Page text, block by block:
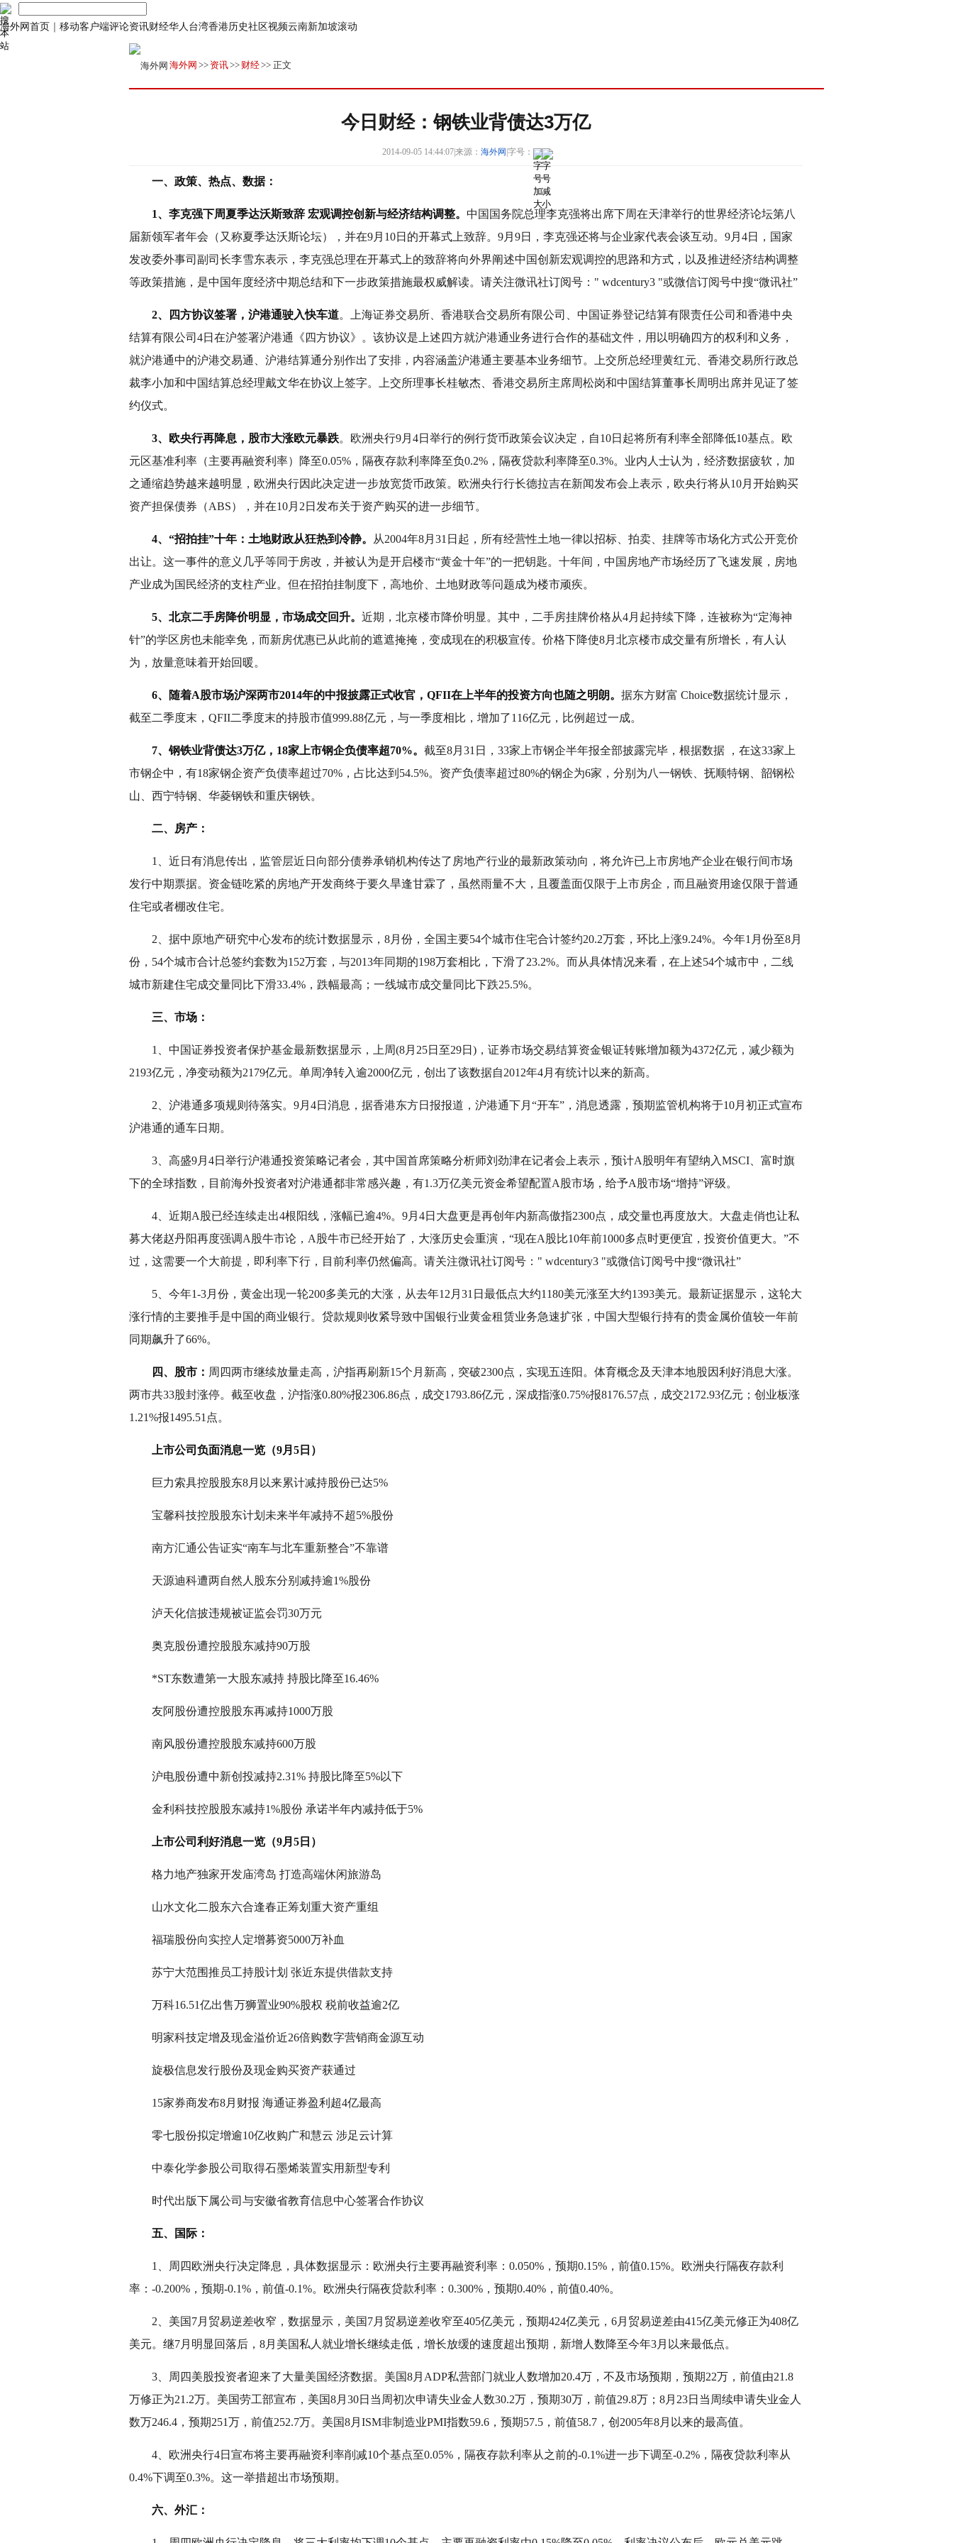
海外网首页 移动客户端评论资讯财经华人 台湾香港历史社区视频云南新加坡滚动
海外网 >> 资讯>> 财经>> 正文
今日财经：钢铁业背债达3万亿
2014-09-05 14:44:07|来源： 海外网 字号：
一、政策、热点、数据：
1、李克强下周夏季达沃斯致辞 宏观调控创新与经济结构调整。 中国国务院总理李克强将出席下周在天津举行的世界经济论坛第八
届新领军者年会（又称夏季达沃斯论坛），并在9月10日的开幕式上致辞。9月9日，李克强还将与企业家代表会谈互动。9月4日，国家
发改委外事司副司长李雪东表示，李克强总理在开幕式上的致辞将向外界阐述中国创新宏观调控的思路和方式，以及推进经济结构调整
等政策措施，是中国年度经济中期总结和下一步政策措施最权威解读。请关注微讯社订阅号：" wdcentury3 "或微信订阅号中搜“微讯社”
2、四方协议签署，沪港通驶入快车道。上海证券交易所、香港联合交易所有限公司、中国证券登记结算有限责任公司和香港中央
结算有限公司4日在沪签署沪港通《四方协议》。该协议是上述四方就沪港通业务进行合作的基础文件，用以明确四方的权利和义务，
就沪港通中的沪港交易通、沪港结算通分别作出了安排，内容涵盖沪港通主要基本业务细节。上交所总经理黄红元、香港交易所行政总
裁李小加和中国结算总经理戴文华在协议上签字。上交所理事长桂敏杰、香港交易所主席周松岗和中国结算董事长周明出席并见证了签
约仪式。
3、欧央行再降息，股市大涨欧元暴跌。欧洲央行9月4日举行的例行货币政策会议决定，自10日起将所有利率全部降低10基点。欧
元区基准利率（主要再融资利率）降至0.05%，隔夜存款利率降至负0.2%，隔夜贷款利率降至0.3%。业内人士认为，经济数据疲软，加
之通缩趋势越来越明显，欧洲央行因此决定进一步放宽货币政策。欧洲央行行长德拉吉在新闻发布会上表示，欧央行将从10月开始购买
资产担保债券（ABS），并在10月2日发布关于资产购买的进一步细节。
4、“招拍挂”十年：土地财政从狂热到冷静。
从2004年8月31日起，所有经营性土地一律以招标、拍卖、挂牌等市场化方式公开竞价
出让。这一事件的意义几乎等同于房改，并被认为是开启楼市“黄金十年”的一把钥匙。十年间，中国房地产市场经历了飞速发展，房地
产业成为国民经济的支柱产业。但在招拍挂制度下，高地价、土地财政等问题成为楼市顽疾。
5、北京二手房降价明显，市场成交回升。 近期，北京楼市降价明显。其中，二手房挂牌价格从4月起持续下降，连被称为“定海神
针”的学区房也未能幸免，而新房优惠已从此前的遮遮掩掩，变成现在的积极宣传。价格下降使8月北京楼市成交量有所增长，有人认
为，放量意味着开始回暖。
6、随着A股市场沪深两市2014年的中报披露正式收官，QFII在上半年的投资方向也随之明朗。 据东方财富 Choice数据统计显示，
截至二季度末，QFII二季度末的持股市值999.88亿元，与一季度相比，增加了116亿元，比例超过一成。
7、钢铁业背债达3万亿，18家上市钢企负债率超70%。 截至8月31日，33家上市钢企半年报全部披露完毕，根据数据 ，在这33家上
市钢企中，有18家钢企资产负债率超过70%，占比达到54.5%。资产负债率超过80%的钢企为6家，分别为八一钢铁、抚顺特钢、韶钢松
山、西宁特钢、华菱钢铁和重庆钢铁。
二、房产：
1、近日有消息传出，监管层近日向部分债券承销机构传达了房地产行业的最新政策动向，将允许已上市房地产企业在银行间市场
发行中期票据。资金链吃紧的房地产开发商终于要久旱逢甘霖了，虽然雨量不大，且覆盖面仅限于上市房企，而且融资用途仅限于普通
住宅或者棚改住宅。
2、据中原地产研究中心发布的统计数据显示，8月份，全国主要54个城市住宅合计签约20.2万套，环比上涨9.24%。今年1月份至8月
份，54个城市合计总签约套数为152万套，与2013年同期的198万套相比，下滑了23.2%。而从具体情况来看，在上述54个城市中，二线
城市新建住宅成交量同比下滑33.4%，跌幅最高；一线城市成交量同比下跌25.5%。
三、市场：
1、中国证券投资者保护基金最新数据显示，上周(8月25日至29日)，证券市场交易结算资金银证转账增加额为4372亿元，减少额为
2193亿元，净变动额为2179亿元。单周净转入逾2000亿元，创出了该数据自2012年4月有统计以来的新高。
2、沪港通多项规则待落实。9月4日消息，据香港东方日报报道，沪港通下月“开车”，消息透露，预期监管机构将于10月初正式宣布
沪港通的通车日期。
3、高盛9月4日举行沪港通投资策略记者会，其中国首席策略分析师刘劲津在记者会上表示，预计A股明年有望纳入MSCI、富时旗
下的全球指数，目前海外投资者对沪港通都非常感兴趣，有1.3万亿美元资金希望配置A股市场，给予A股市场“增持”评级。
4、近期A股已经连续走出4根阳线，涨幅已逾4%。9月4日大盘更是再创年内新高傲指2300点，成交量也再度放大。大盘走俏也让私
募大佬赵丹阳再度强调A股牛市论，A股牛市已经开始了，大涨历史会重演，“现在A股比10年前1000多点时更便宜，投资价值更大。”不
过，这需要一个大前提，即利率下行，目前利率仍然偏高。请关注微讯社订阅号：" wdcentury3 "或微信订阅号中搜“微讯社”
5、今年1-3月份，黄金出现一轮200多美元的大涨，从去年12月31日最低点大约1180美元涨至大约1393美元。最新证据显示，这轮大
涨行情的主要推手是中国的商业银行。贷款规则收紧导致中国银行业黄金租赁业务急速扩张，中国大型银行持有的贵金属价值较一年前
同期飙升了66%。
四、股市： 周四两市继续放量走高，沪指再刷新15个月新高，突破2300点，实现五连阳。体育概念及天津本地股因利好消息大涨。
两市共33股封涨停。截至收盘，沪指涨0.80%报2306.86点，成交1793.86亿元，深成指涨0.75%报8176.57点，成交2172.93亿元；创业板涨
1.21%报1495.51点。
上市公司负面消息一览（9月5日）
巨力索具控股股东8月以来累计减持股份已达5%
宝馨科技控股股东计划未来半年减持不超5%股份
南方汇通公告证实“南车与北车重新整合”不靠谱
天源迪科遭两自然人股东分别减持逾1%股份
泸天化信披违规被证监会罚30万元
奥克股份遭控股股东减持90万股
*ST东数遭第一大股东减持 持股比降至16.46%
友阿股份遭控股股东再减持1000万股
南风股份遭控股股东减持600万股
沪电股份遭中新创投减持2.31% 持股比降至5%以下
金利科技控股股东减持1%股份 承诺半年内减持低于5%
上市公司利好消息一览（9月5日）
格力地产独家开发庙湾岛 打造高端休闲旅游岛
山水文化二股东六合逢春正筹划重大资产重组
福瑞股份向实控人定增募资5000万补血
苏宁大范围推员工持股计划 张近东提供借款支持
万科16.51亿出售万狮置业90%股权 税前收益逾2亿
明家科技定增及现金溢价近26倍购数字营销商金源互动
旋极信息发行股份及现金购买资产获通过
15家券商发布8月财报 海通证券盈利超4亿最高
零七股份拟定增逾10亿收购广和慧云 涉足云计算
中泰化学参股公司取得石墨烯装置实用新型专利
时代出版下属公司与安徽省教育信息中心签署合作协议
五、国际：
1、周四欧洲央行决定降息，具体数据显示：欧洲央行主要再融资利率：0.050%，预期0.15%，前值0.15%。欧洲央行隔夜存款利
率：-0.200%，预期-0.1%，前值-0.1%。欧洲央行隔夜贷款利率：0.300%，预期0.40%，前值0.40%。
2、美国7月贸易逆差收窄，数据显示，美国7月贸易逆差收窄至405亿美元，预期424亿美元，6月贸易逆差由415亿美元修正为408亿
美元。继7月明显回落后，8月美国私人就业增长继续走低，增长放缓的速度超出预期，新增人数降至今年3月以来最低点。
3、周四美股投资者迎来了大量美国经济数据。美国8月ADP私营部门就业人数增加20.4万，不及市场预期，预期22万，前值由21.8
万修正为21.2万。美国劳工部宣布，美国8月30日当周初次申请失业金人数30.2万，预期30万，前值29.8万；8月23日当周续申请失业金人
数万246.4，预期251万，前值252.7万。美国8月ISM非制造业PMI指数59.6，预期57.5，前值58.7，创2005年8月以来的最高值。
4、欧洲央行4日宣布将主要再融资利率削减10个基点至0.05%，隔夜存款利率从之前的-0.1%进一步下调至-0.2%，隔夜贷款利率从
0.4%下调至0.3%。这一举措超出市场预期。
六、外汇：